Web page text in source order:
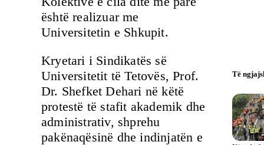
është realizuar me
Universitetin e Shkupit.
Kryetari i Sindikatës së
Universitetit të Tetovës, Prof.
Dr. Shefket Dehari në këtë
protestë të stafit akademik dhe
administrativ, shprehu
pakënaqësinë dhe indinjatën e
Të